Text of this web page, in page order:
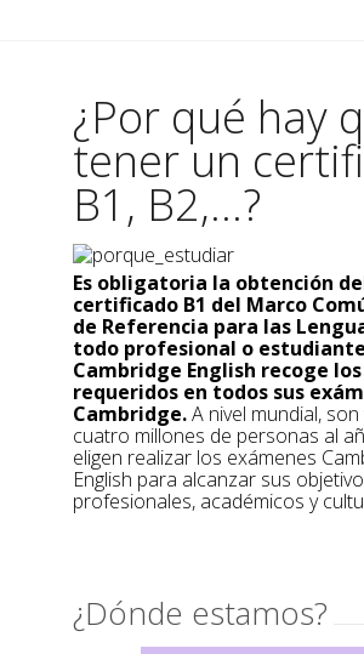
¿Por qué hay
tener un
B1, B2,...?
Es obligatoria la obtención
certificado B1 del Marco
de Referencia para las
todo profesional o
Cambridge English recoge
requeridos en todos sus
Cambridge.A nivel mundial,
cuatro millones de personas al
eligen realizar los exámenes
English para alcanzar sus
profesionales, académicos y
¿Dónde estamos?